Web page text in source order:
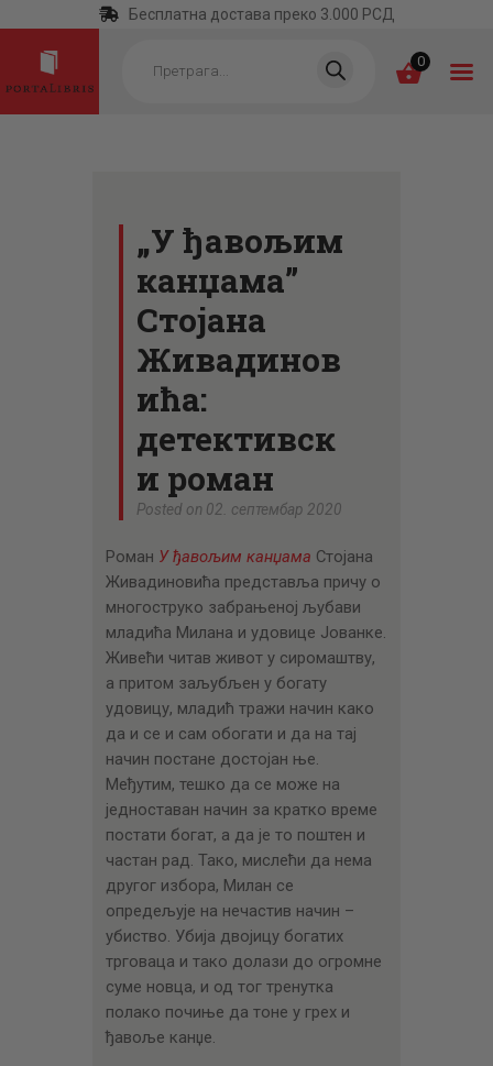
Бесплатна достава преко 3.000 РСД
search 0
КАТЕГОРИЈЕ
НАЈПРОДАВАНИЈЕ
НОВЕ КЊИГЕ
ОТРГНУТО ОД
ЗАБОРАВА
АУТОРИ
АКТУЕЛНОСТИ
ЦЕНОВНИК
„У ђавољим
канџама”
Стојана
Живадинов
ића:
детективск
и роман
Posted on 02. септембар 2020
Роман У ђавољим канџама Стојана
Живадиновића представља причу о
многоструко забрањеној љубави
младића Милана и удовице Јованке.
Живећи читав живот у сиромаштву,
а притом заљубљен у богату
удовицу, младић тражи начин како
да и се и сам обогати и да на тај
начин постане достојан ње.
Међутим, тешко да се може на
једноставан начин за кратко време
постати богат, а да је то поштен и
частан рад. Тако, мислећи да нема
другог избора, Милан се
опредељује на нечастив начин –
убиство. Убија двојицу богатих
трговаца и тако долази до огромне
суме новца, и од тог тренутка
полако почиње да тоне у грех и
ђавоље канџе.